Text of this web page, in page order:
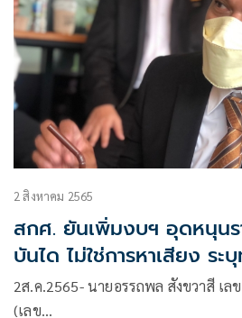
2 สิงหาคม 2565
สกศ. ยันเพิ่มงบฯ อุดหนุน
บันได ไม่ใช่การหาเสียง ร
งบฯตัดสินใจไม่ใช่ศธ.
2ส.ค.2565- นายอรรถพล สังขวาสี เล
(เลข…